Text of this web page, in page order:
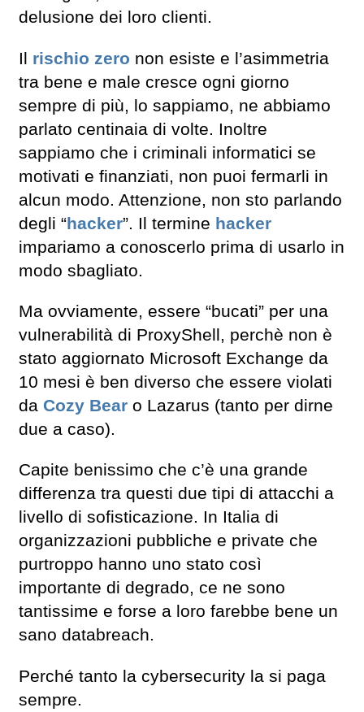
delusione dei loro clienti.
Il rischio zero non esiste e l’asimmetria
tra bene e male cresce ogni giorno
sempre di più, lo sappiamo, ne abbiamo
parlato centinaia di volte. Inoltre
sappiamo che i criminali informatici se
motivati e finanziati, non puoi fermarli in
alcun modo. Attenzione, non sto parlando
degli “hacker”. Il termine hacker
impariamo a conoscerlo prima di usarlo in
modo sbagliato.
Ma ovviamente, essere “bucati” per una
vulnerabilità di ProxyShell, perchè non è
stato aggiornato Microsoft Exchange da
10 mesi è ben diverso che essere violati
da Cozy Bear o Lazarus (tanto per dirne
due a caso).
Capite benissimo che c’è una grande
differenza tra questi due tipi di attacchi a
livello di sofisticazione. In Italia di
organizzazioni pubbliche e private che
purtroppo hanno uno stato così
importante di degrado, ce ne sono
tantissime e forse a loro farebbe bene un
sano databreach.
Perché tanto la cybersecurity la si paga
sempre.